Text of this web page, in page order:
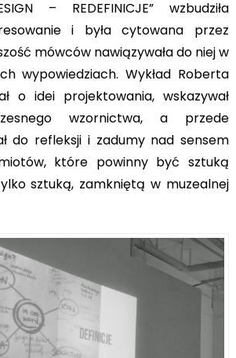
– REDEFINICJE” wzbudziła
i była cytowana przez
mówców nawiązywała do niej w
wypowiedziach. Wykład Roberta
o idei projektowania, wskazywał
wzornictwa, a przede
do refleksji i zadumy nad sensem
które powinny być sztuką
sztuką, zamkniętą w muzealnej